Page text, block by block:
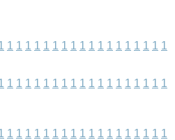
1 1 1 1 1 1 1 1 1 1 1 1 1 1 1 1 1 1
1 1 1 1 1 1 1 1 1 1 1 1 1 1 1 1 1 1
1 1 1 1 1 1 1 1 1 1 1 1 1 1 1 1 1 1